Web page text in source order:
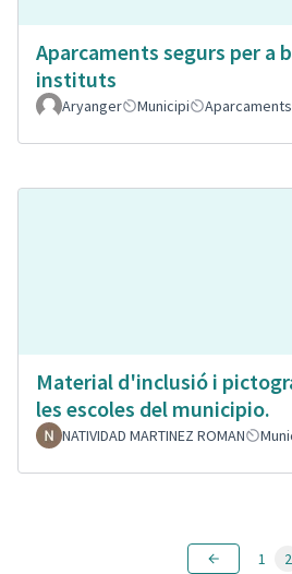
Aparcaments segurs per a
instituts
Aryanger Municipi Aparcaments
Material d'inclusió i
les escoles del municipio.
NATIVIDAD MARTINEZ ROMAN
1 2